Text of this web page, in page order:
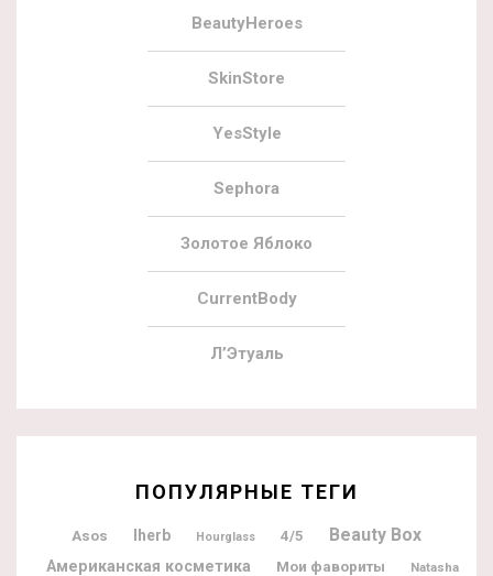
BeautyHeroes
SkinStore
YesStyle
Sephora
Золотое Яблоко
CurrentBody
Л’Этуаль
ПОПУЛЯРНЫЕ ТЕГИ
Asos Iherb Hourglass 4/5 Beauty Box
Американская косметика Мои фавориты
Natasha